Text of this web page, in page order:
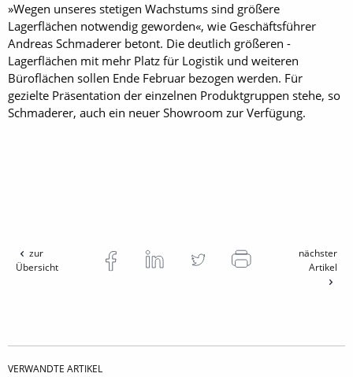
»Wegen unseres stetigen Wachstums sind größere
Lagerflächen notwendig geworden«, wie ­Geschäftsführer
Andreas Schmaderer betont. Die deutlich größeren ­
Lagerflächen mit mehr Platz für Logistik und weiteren
Büroflächen sollen Ende Februar bezogen werden. Für
gezielte Präsentation der einzelnen Produktgruppen stehe, so
Schmaderer, auch ein neuer Showroom zur Verfügung.
zur
Übersicht
nächster
Artikel
VERWANDTE ARTIKEL